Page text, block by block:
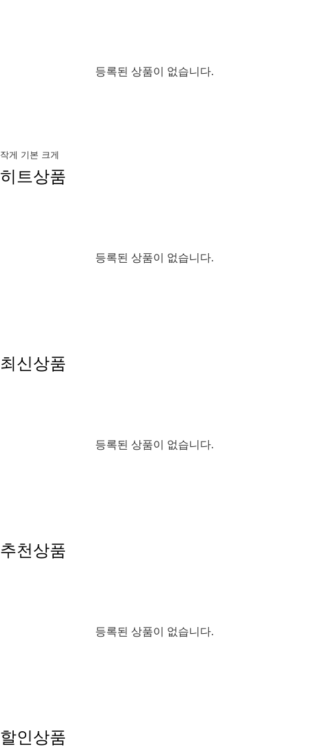
등록된 상품이 없습니다.
작게 기본 크게
히트상품
등록된 상품이 없습니다.
최신상품
등록된 상품이 없습니다.
추천상품
등록된 상품이 없습니다.
할인상품